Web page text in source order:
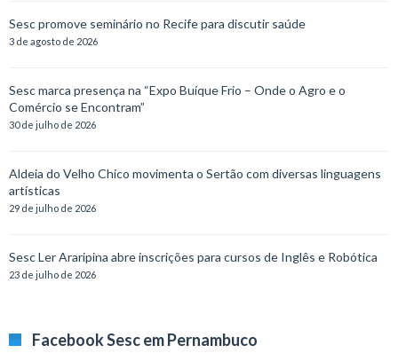
Sesc promove seminário no Recife para discutir saúde
3 de agosto de 2026
Sesc marca presença na “Expo Buíque Frio – Onde o Agro e o
Comércio se Encontram”
30 de julho de 2026
Aldeia do Velho Chico movimenta o Sertão com diversas linguagens
artísticas
29 de julho de 2026
Sesc Ler Araripina abre inscrições para cursos de Inglês e Robótica
23 de julho de 2026
Facebook Sesc em Pernambuco